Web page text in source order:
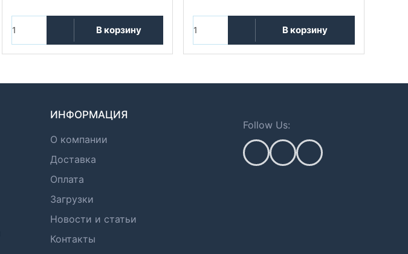
В корзину В корзину
ИНФОРМАЦИЯ
О компании
Доставка
Оплата
Загрузки
Новости и статьи
Контакты
Follow Us: